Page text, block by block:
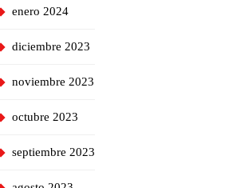
enero 2024
diciembre 2023
noviembre 2023
octubre 2023
septiembre 2023